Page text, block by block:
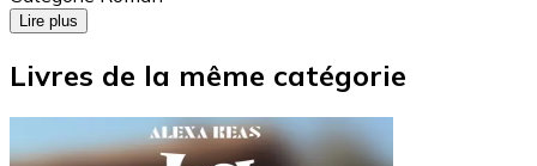
Lire plus
Livres de la même catégorie